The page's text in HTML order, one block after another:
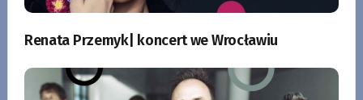
Renata Przemyk| koncert we Wrocławiu